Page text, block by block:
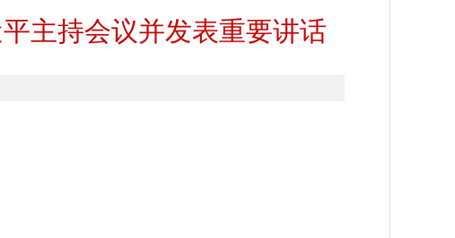
主持会议并发表重要讲话